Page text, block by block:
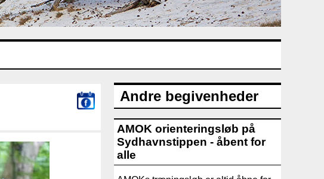
Andre begivenheder
AMOK orienteringsløb på
Sydhavnstippen - åbent for
alle